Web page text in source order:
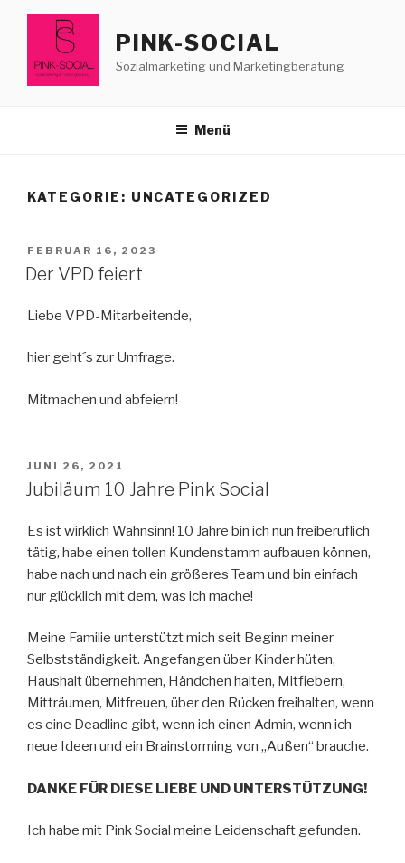
PINK-SOCIAL
Sozialmarketing und Marketingberatung
Menü
KATEGORIE: UNCATEGORIZED
VERÖFFENTLICHT
AM
FEBRUAR 16, 2023
Der VPD feiert
Liebe VPD-Mitarbeitende,
hier geht´s zur Umfrage.
Mitmachen und abfeiern!
VERÖFFENTLICHT
AM
JUNI 26, 2021
Jubiläum 10 Jahre Pink Social
Es ist wirklich Wahnsinn! 10 Jahre bin ich nun freiberuflich
tätig, habe einen tollen Kundenstamm aufbauen können,
habe nach und nach ein größeres Team und bin einfach
nur glücklich mit dem, was ich mache!
Meine Familie unterstützt mich seit Beginn meiner
Selbstständigkeit. Angefangen über Kinder hüten,
Haushalt übernehmen, Händchen halten, Mitfiebern,
Mitträumen, Mitfreuen, über den Rücken freihalten, wenn
es eine Deadline gibt, wenn ich einen Admin, wenn ich
neue Ideen und ein Brainstorming von „Außen“ brauche.
DANKE FÜR DIESE LIEBE UND UNTERSTÜTZUNG!
Ich habe mit Pink Social meine Leidenschaft gefunden.